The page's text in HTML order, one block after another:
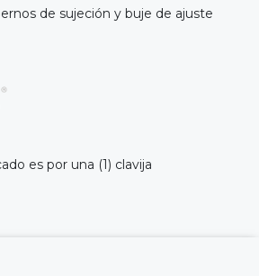
de sujeción y buje de ajuste
es por una (1) clavija